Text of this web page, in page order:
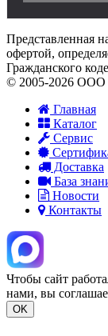
Представленная
офертой,
Гражданского
© 2005-2026 ООО
Главная
Каталог
Сервис
Доставка
База
Новости
Контакты
Чтобы сайт
нами, вы
OK